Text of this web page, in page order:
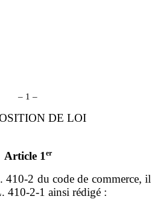
– 1 –
DE LOI
Article 1er
410‑2 du code de commerce, il
410‑2‑1 ainsi rédigé :